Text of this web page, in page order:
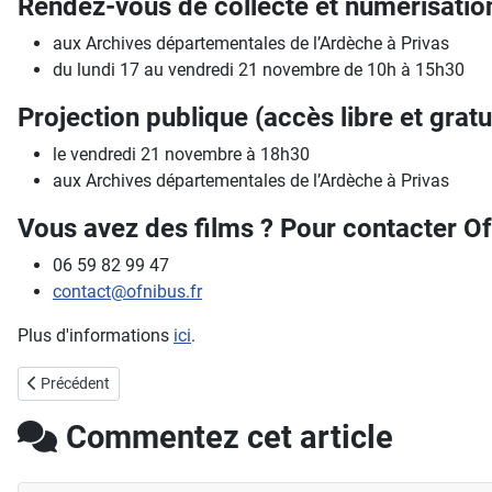
aux Archives départementales de l’Ardèche à Privas
du lundi 17 au vendredi 21 novembre de 10h à 15h30
Projection publique (accès libre et
le vendredi 21 novembre à 18h30
aux Archives départementales de l’Ardèche à Privas
Vous avez des films ? Pour contacter
06 59 82 99 47
contact@ofnibus.fr
Plus d'informations ici.
Article précédent : Appel à communication « Les dolmens ardéchois
Précédent
Commentez cet article